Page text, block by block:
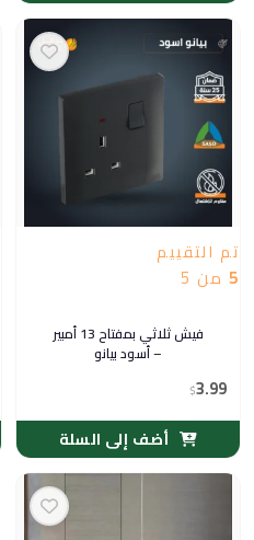
تم التقييم
5 من 5
فيش ثلاثي بمفتاح 13 أمبير
– أسود بيانو
$3.99
أضف إلى السلة